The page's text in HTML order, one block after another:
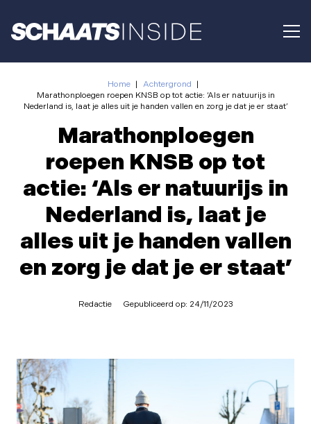
Home | Achtergrond |
Marathonploegen roepen KNSB op tot actie: ‘Als er natuurijs in
Nederland is, laat je alles uit je handen vallen en zorg je dat je er staat’
Marathonploegen
roepen KNSB op tot
actie: ‘Als er natuurijs in
Nederland is, laat je
alles uit je handen vallen
en zorg je dat je er staat’
Redactie Gepubliceerd op: 24/11/2023